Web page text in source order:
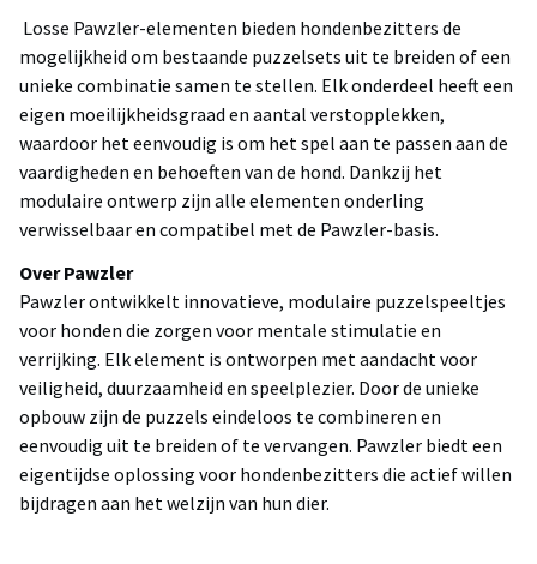
Losse Pawzler-elementen bieden hondenbezitters de
mogelijkheid om bestaande puzzelsets uit te breiden of een
unieke combinatie samen te stellen. Elk onderdeel heeft een
eigen moeilijkheidsgraad en aantal verstopplekken,
waardoor het eenvoudig is om het spel aan te passen aan de
vaardigheden en behoeften van de hond. Dankzij het
modulaire ontwerp zijn alle elementen onderling
verwisselbaar en compatibel met de Pawzler-basis.
Over Pawzler
Pawzler ontwikkelt innovatieve, modulaire puzzelspeeltjes
voor honden die zorgen voor mentale stimulatie en
verrijking. Elk element is ontworpen met aandacht voor
veiligheid, duurzaamheid en speelplezier. Door de unieke
opbouw zijn de puzzels eindeloos te combineren en
eenvoudig uit te breiden of te vervangen. Pawzler biedt een
eigentijdse oplossing voor hondenbezitters die actief willen
bijdragen aan het welzijn van hun dier.